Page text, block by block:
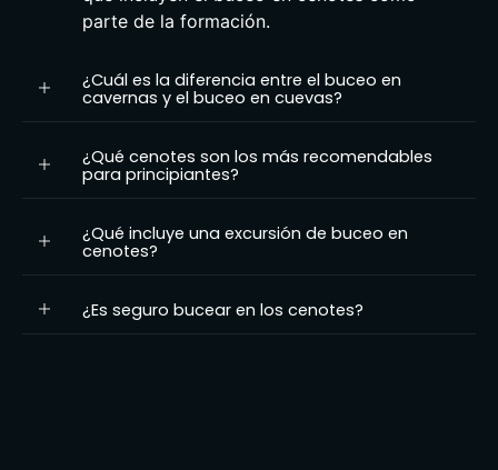
parte de la formación.
¿Cuál es la diferencia entre el buceo en
cavernas y el buceo en cuevas?
¿Qué cenotes son los más recomendables
para principiantes?
¿Qué incluye una excursión de buceo en
cenotes?
¿Es seguro bucear en los cenotes?